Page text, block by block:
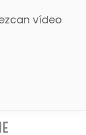
vídeo